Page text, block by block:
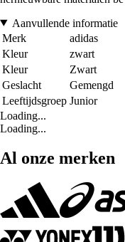
Aanvullende informatie
Merk
adidas
Kleur
zwart
Kleur
Zwart
Geslacht
Gemengd
Leeftijdsgroep Junior
Loading...
Loading...
Al onze merken